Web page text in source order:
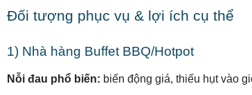
Đối tượng phục vụ & lợi ích cụ thể
1) Nhà hàng Buffet BBQ/Hotpot
Nỗi đau phổ biến: biến động giá, thiếu hụt vào